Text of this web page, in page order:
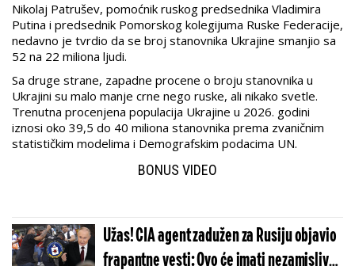
Nikolaj Patrušev, pomoćnik ruskog predsednika Vladimira
Putina i predsednik Pomorskog kolegijuma Ruske Federacije,
nedavno je tvrdio da se broj stanovnika Ukrajine smanjio sa
52 na 22 miliona ljudi.
Sa druge strane, zapadne procene o broju stanovnika u
Ukrajini su malo manje crne nego ruske, ali nikako svetle.
Trenutna procenjena populacija Ukrajine u 2026. godini
iznosi oko 39,5 do 40 miliona stanovnika prema zvaničnim
statističkim modelima i Demografskim podacima UN.
BONUS VIDEO
Užas! CIA agent zadužen za Rusiju objavio
frapantne vesti: Ovo će imati nezamislive